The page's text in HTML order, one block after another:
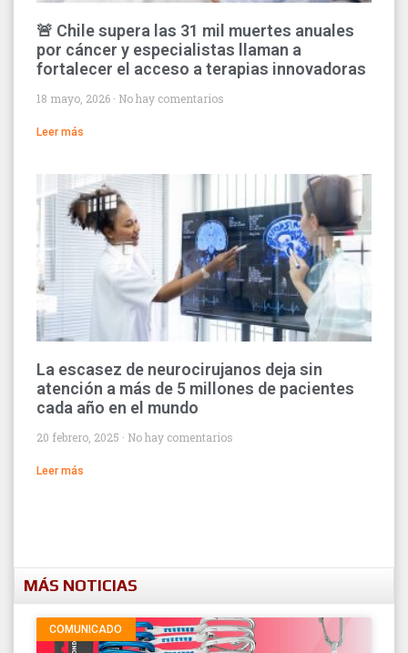
🚨 Chile supera las 31 mil muertes anuales
por cáncer y especialistas llaman a
fortalecer el acceso a terapias innovadoras
18 mayo, 2026 No hay comentarios
Leer más
La escasez de neurocirujanos deja sin
atención a más de 5 millones de pacientes
cada año en el mundo
20 febrero, 2025 No hay comentarios
Leer más
MÁS NOTICIAS
COMUNICADO